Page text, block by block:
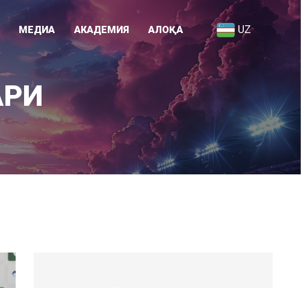
МЕДИА АКАДЕМИЯ
Академия ҳақида
АЛОҚА UZ